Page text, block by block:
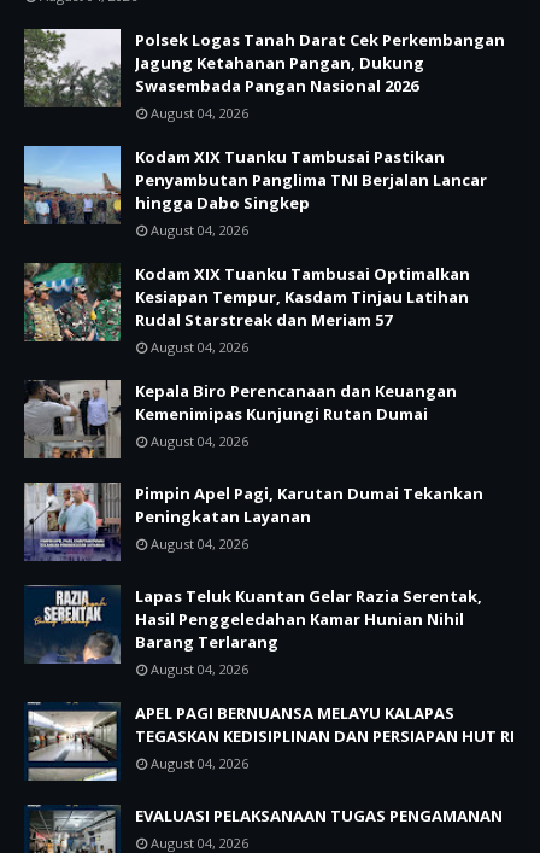
Polsek Logas Tanah Darat Cek Perkembangan
Jagung Ketahanan Pangan, Dukung
Swasembada Pangan Nasional 2026
August 04, 2026
Kodam XIX Tuanku Tambusai Pastikan
Penyambutan Panglima TNI Berjalan Lancar
hingga Dabo Singkep
August 04, 2026
Kodam XIX Tuanku Tambusai Optimalkan
Kesiapan Tempur, Kasdam Tinjau Latihan
Rudal Starstreak dan Meriam 57
August 04, 2026
Kepala Biro Perencanaan dan Keuangan
Kemenimipas Kunjungi Rutan Dumai
August 04, 2026
Pimpin Apel Pagi, Karutan Dumai Tekankan
Peningkatan Layanan
August 04, 2026
Lapas Teluk Kuantan Gelar Razia Serentak,
Hasil Penggeledahan Kamar Hunian Nihil
Barang Terlarang
August 04, 2026
APEL PAGI BERNUANSA MELAYU KALAPAS
TEGASKAN KEDISIPLINAN DAN PERSIAPAN HUT RI
August 04, 2026
EVALUASI PELAKSANAAN TUGAS PENGAMANAN
August 04, 2026